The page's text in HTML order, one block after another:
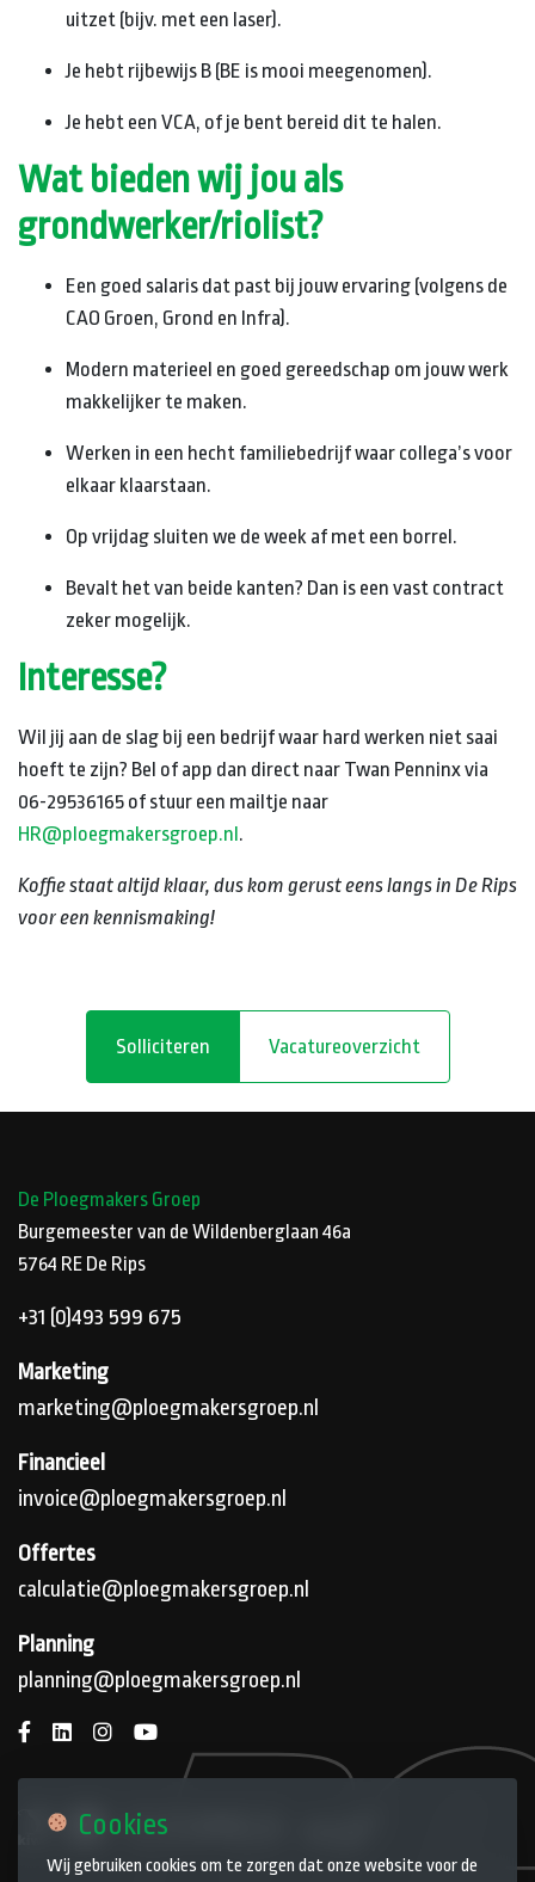
uitzet (bijv. met een laser).
Je hebt rijbewijs B (BE is mooi meegenomen).
Je hebt een VCA, of je bent bereid dit te halen.
Wat bieden wij jou als
grondwerker/riolist?
Een goed salaris dat past bij jouw ervaring (volgens de
CAO Groen, Grond en Infra).
Modern materieel en goed gereedschap om jouw werk
makkelijker te maken.
Werken in een hecht familiebedrijf waar collega’s voor
elkaar klaarstaan.
Op vrijdag sluiten we de week af met een borrel.
Bevalt het van beide kanten? Dan is een vast contract
zeker mogelijk.
Interesse?
Wil jij aan de slag bij een bedrijf waar hard werken niet saai
hoeft te zijn? Bel of app dan direct naar Twan Penninx via
06-29536165 of stuur een mailtje naar
HR@ploegmakersgroep.nl .
Koffie staat altijd klaar, dus kom gerust eens langs in De Rips
voor een kennismaking!
Solliciteren Vacatureoverzicht
De Ploegmakers Groep
Burgemeester van de Wildenberglaan 46a
5764 RE De Rips
+31 (0)493 599 675
Marketing
marketing@ploegmakersgroep.nl
Financieel
invoice@ploegmakersgroep.nl
Offertes
calculatie@ploegmakersgroep.nl
Planning
planning@ploegmakersgroep.nl
Cookies
Wij gebruiken cookies om te zorgen dat onze website voor de